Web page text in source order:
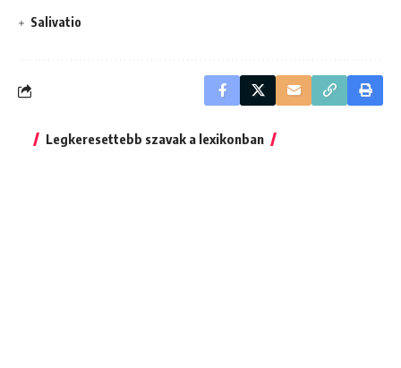
Salivatio
Legkeresettebb szavak a lexikonban